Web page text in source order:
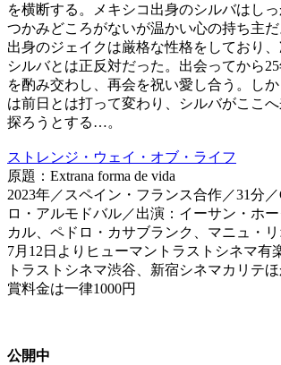
を横断する。メキシコ出身のシルバはしっ
つかみどころがないが温かい心の持ち主
出身のジェイクは厳格な性格をしており、
シルバとは正反対だった。出会ってから
を酌み交わし、再会を祝い愛し合う。し
は前日とは打って変わり、シルバがここ
探ろうとする…。
ストレンジ・ウェイ・オブ・ライフ
原題：Extrana forma de vida
2023年／スペイン・フランス合作／31分
ロ・アルモドバル／出演：イーサン・ホ
カル、ペドロ・カサブランク、マニュ・
7月12日よりヒューマントラストシネマ有
トラストシネマ渋谷、新宿シネマカリテ
賞料金は一律1000円
公開中